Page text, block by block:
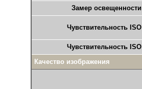
Замер освещенности
Чувствительность ISO
Чувствительность ISO
Качество изображения